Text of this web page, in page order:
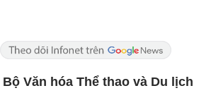
Bộ Văn hóa Thể thao và Du lịch